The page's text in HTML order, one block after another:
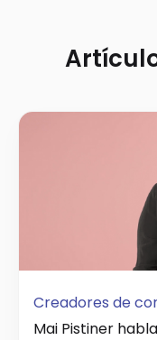
Creadores de
Mai Pistiner